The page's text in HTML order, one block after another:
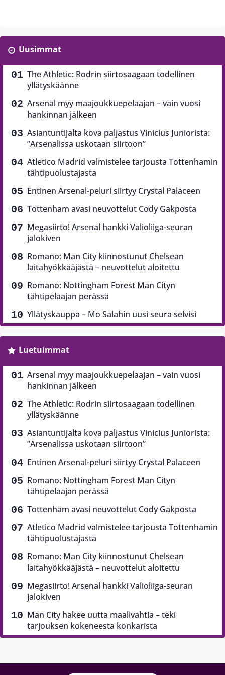
Uusimmat
The Athletic: Rodrin siirtosaagaan todellinen
yllätyskäänne
Arsenal myy maajoukkuepelaajan – vain vuosi
hankinnan jälkeen
Asiantuntijalta kova paljastus Vinicius Juniorista:
”Arsenalissa uskotaan siirtoon”
Atletico Madrid valmistelee tarjousta Tottenhamin
tähtipuolustajasta
Entinen Arsenal-peluri siirtyy Crystal Palaceen
Tottenham avasi neuvottelut Cody Gakposta
Megasiirto! Arsenal hankki Valioliiga-seuran
jalokiven
Romano: Man City kiinnostunut Chelsean
laitahyökkääjästä – neuvottelut aloitettu
Romano: Nottingham Forest Man Cityn
tähtipelaajan perässä
Yllätyskauppa – Mo Salahin uusi seura selvisi
Luetuimmat
Arsenal myy maajoukkuepelaajan – vain vuosi
hankinnan jälkeen
The Athletic: Rodrin siirtosaagaan todellinen
yllätyskäänne
Asiantuntijalta kova paljastus Vinicius Juniorista:
”Arsenalissa uskotaan siirtoon”
Entinen Arsenal-peluri siirtyy Crystal Palaceen
Romano: Nottingham Forest Man Cityn
tähtipelaajan perässä
Tottenham avasi neuvottelut Cody Gakposta
Atletico Madrid valmistelee tarjousta Tottenhamin
tähtipuolustajasta
Romano: Man City kiinnostunut Chelsean
laitahyökkääjästä – neuvottelut aloitettu
Megasiirto! Arsenal hankki Valioliiga-seuran
jalokiven
Man City hakee uutta maalivahtia – teki
tarjouksen kokeneesta konkarista